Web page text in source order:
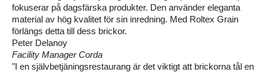
fokuserar på dagsfärska produkter. Den använder eleganta
material av hög kvalitet för sin inredning. Med Roltex Grain
förlängs detta till dess brickor.
Peter Delanoy
Facility Manager Corda
"I en självbetjäningsrestaurang är det viktigt att brickorna tål en